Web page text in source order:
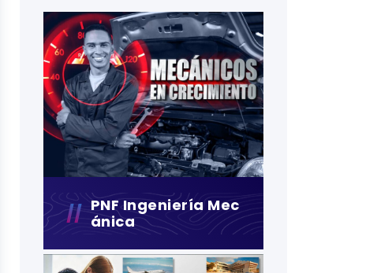
PNF Ingeniería Mec
Ánica